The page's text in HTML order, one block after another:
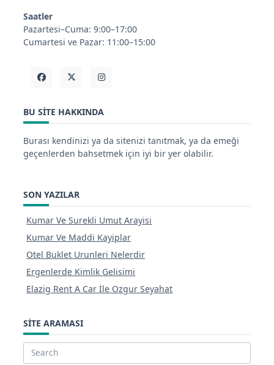
Saatler
Pazartesi–Cuma: 9:00–17:00
Cumartesi ve Pazar: 11:00–15:00
BU SITE HAKKINDA
Burası kendinizi ya da sitenizi tanıtmak, ya da emeği
geçenlerden bahsetmek için iyi bir yer olabilir.
SON YAZILAR
Kumar Ve Surekli Umut Arayisi
Kumar Ve Maddi Kayiplar
Otel Buklet Urunleri Nelerdir
Ergenlerde Kimlik Gelisimi
Elazig Rent A Car İle Ozgur Seyahat
SITE ARAMASI
Search